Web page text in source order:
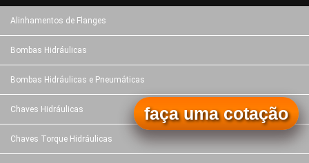
Alinhamentos de Flanges
Bombas Hidráulicas
Bombas Hidráulicas e Pneumáticas
Chaves Hidráulicas
Chaves Torque Hidráulicas
faça uma cotação